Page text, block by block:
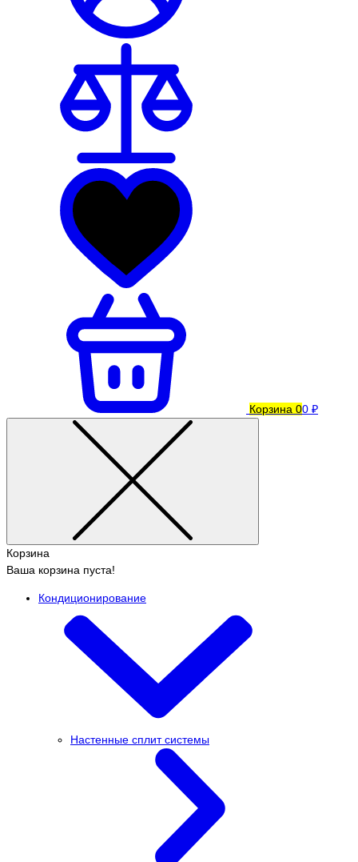
Корзина 00 ₽
Корзина
Ваша корзина пуста!
Кондиционирование
Настенные сплит системы